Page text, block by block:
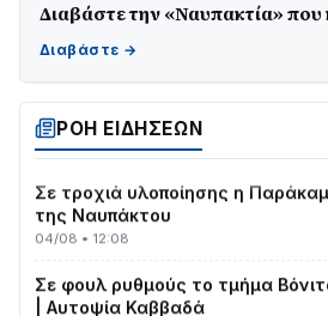
Διαβάστε την «Ναυπακτία»
ΡΟΗ ΕΙΔΗΣΕΩΝ
ΤΟ ΠΑΡΤΥ ΣΥΝΕΧΙΖΕΤΑΙ…
05/08 • 08:41
04/08 • 19:47
Σε τροχιά υλοποίησης η
της Ναυπάκτου
04/08 • 12:08
| Αυτοψία Καββαδά
03/08 • 11:11